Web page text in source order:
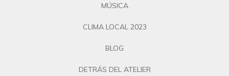
MÚSICA
CLIMA LOCAL 2023
BLOG
DETRÁS DEL ATELIER